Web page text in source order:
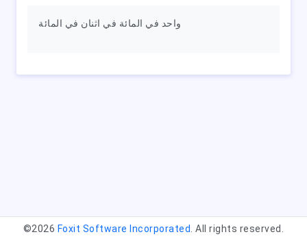
واحد في المائة في اثنان في المائة
©2026 Foxit Software Incorporated . All rights reserved.